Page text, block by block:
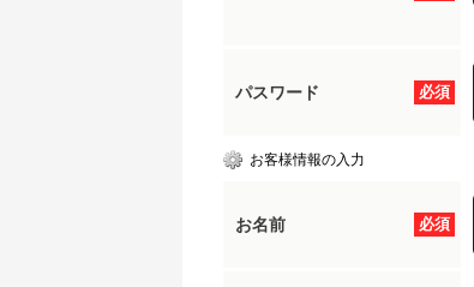
必須
パスワード
お客様情報の入力
必須
お名前